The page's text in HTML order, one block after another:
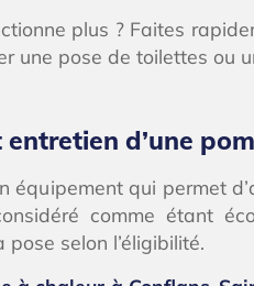
plus ? Faites
une pose de toilettes ou
d’une
équipement qui permet
comme étant
selon l’éligibilité.